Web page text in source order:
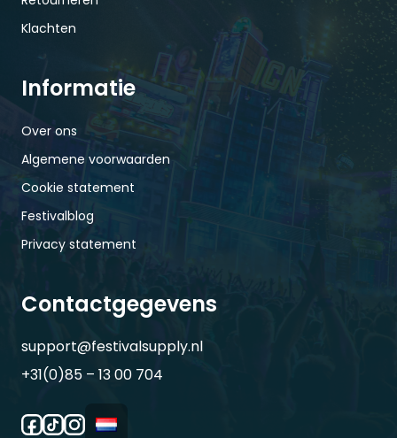
Klachten
Informatie
Over ons
Algemene voorwaarden
Cookie statement
Festivalblog
Privacy statement
Contactgegevens
support@festivalsupply.nl
+31(0)85 – 13 00 704